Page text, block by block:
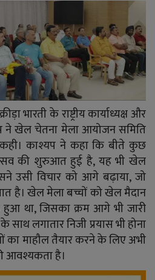
भारती के राष्ट्रीय कार्याध्यक्ष और
ने खेल चेतना मेला आयोजन समिति
काश्यप ने कहा कि बीते कुछ
की शुरुआत हुई है, यह भी खेल
उसी विचार को आगे बढ़ाया, जो
है। खेल मेला बच्चों को खेल मैदान
था, जिसका क्रम आगे भी जारी
साथ लगातार निजी प्रयास भी होना
का माहौल तैयार करने के लिए अभी
आवश्यकता है।